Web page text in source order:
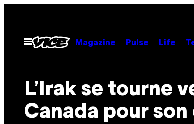
contentOpen
Menu
Magazine Pulse Life
L’Irak se tourne
Canada pour